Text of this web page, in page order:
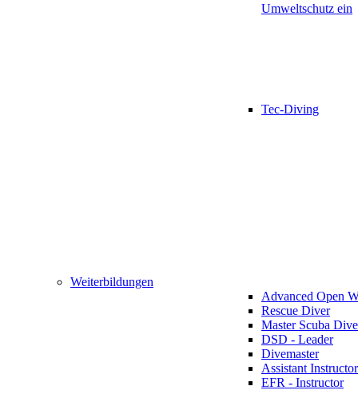
Umweltschutz ein
Tec-Diving
Weiterbildungen
Advanced Open
Rescue Diver
Master Scuba
DSD - Leader
Divemaster
Assistant Instructor
EFR - Instructor